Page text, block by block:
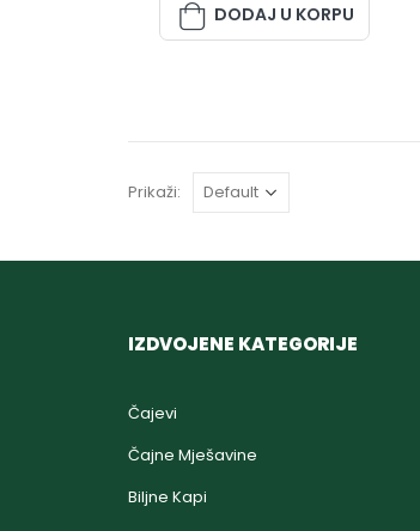
DODAJ U KORPU
Prikaži:
IZDVOJENE KATEGORIJE
Čajevi
Čajne Mješavine
Biljne Kapi